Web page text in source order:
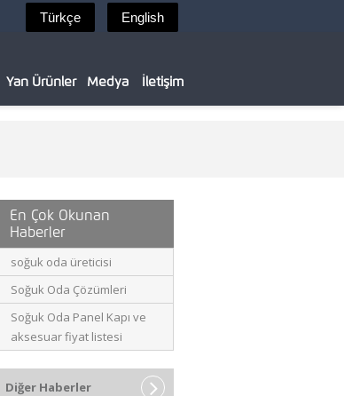
Yan Ürünler Medya İletişim
En Çok Okunan
Haberler
soğuk oda üreticisi
Soğuk Oda Çözümleri
Soğuk Oda Panel Kapı ve
aksesuar fiyat listesi
Diğer Haberler